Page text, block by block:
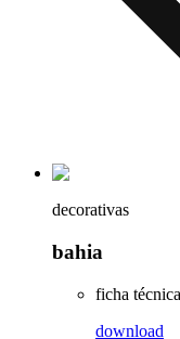
decorativas
bahia
ficha
download